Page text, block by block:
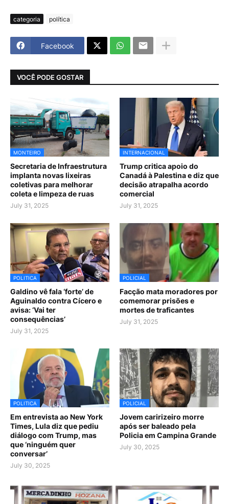
categoria política
Facebook
VOCÊ PODE GOSTAR
MONTEIRO
Secretaria de Infraestrutura
implanta novas lixeiras
coletivas para melhorar
coleta e limpeza de ruas
July 31, 2025
INTERNACIONAL
Trump critica apoio do
Canadá à Palestina e diz que
decisão atrapalha acordo
comercial
July 31, 2025
POLITICA
Galdino vê fala ‘forte’ de
Aguinaldo contra Cícero e
avisa: ‘Vai ter
consequências’
July 31, 2025
POLICIAL
Facção mata moradores por
comemorar prisões e
mortes de traficantes
July 31, 2025
POLITICA
Em entrevista ao New York
Times, Lula diz que pediu
diálogo com Trump, mas
que ‘ninguém quer
conversar’
July 30, 2025
POLICIAL
Jovem caririzeiro morre
após ser baleado pela
Policia em Campina Grande
July 30, 2025